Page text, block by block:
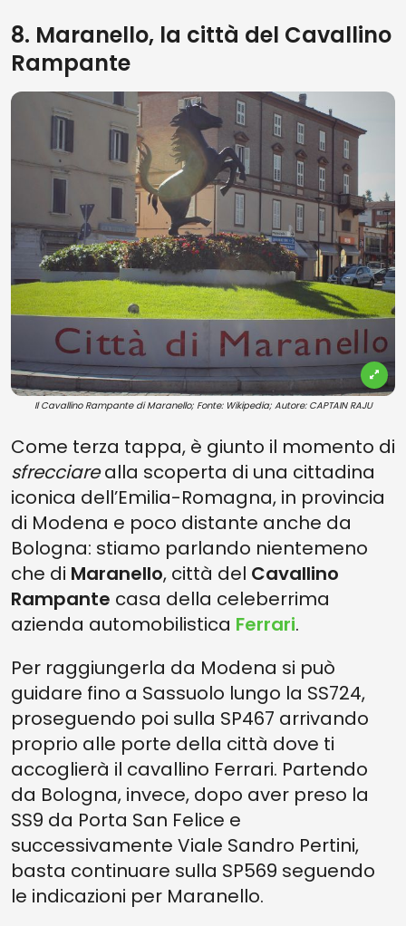
8. Maranello, la città del Cavallino
Rampante
Il Cavallino Rampante di Maranello; Fonte: Wikipedia; Autore: CAPTAIN RAJU
Come terza tappa, è giunto il momento di
sfrecciarealla scoperta di una cittadina
iconica dell’Emilia-Romagna, in provincia
di Modena e poco distante anche da
Bologna: stiamo parlando nientemeno
che di Maranello, città del Cavallino
Rampante casa della celeberrima
azienda automobilistica Ferrari.
Per raggiungerla da Modena si può
guidare fino a Sassuolo lungo la SS724,
proseguendo poi sulla SP467 arrivando
proprio alle porte della città dove ti
accoglierà il cavallino Ferrari. Partendo
da Bologna, invece, dopo aver preso la
SS9 da Porta San Felice e
successivamente Viale Sandro Pertini,
basta continuare sulla SP569 seguendo
le indicazioni per Maranello.